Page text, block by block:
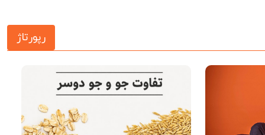
رپورتاژ